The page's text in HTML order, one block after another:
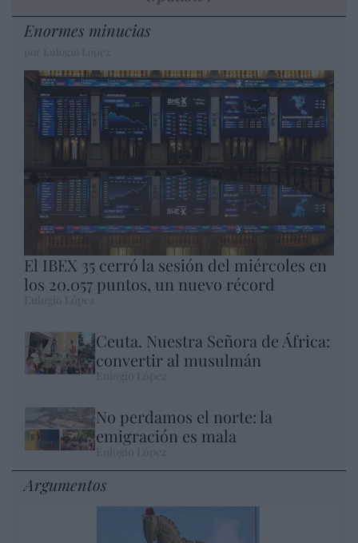
Enormes minucias
El IBEX 35 cerró la sesión del miércoles en
los 20.057 puntos, un nuevo récord
Ceuta. Nuestra Señora de África:
convertir al musulmán
No perdamos el norte: la
emigración es mala
Argumentos